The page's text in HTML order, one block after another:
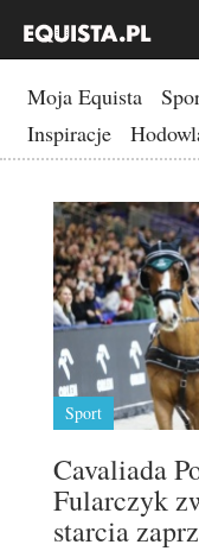
Moja Equista
Inspiracje
Sport
Cavaliada
Fularczyk
starcia